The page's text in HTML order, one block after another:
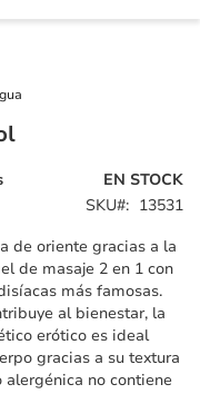
EN STOCK
SKU
13531
de oriente gracias a la
de masaje 2 en 1 con
más famosas.
al bienestar, la
erótico es ideal
gracias a su textura
alergénica no contiene